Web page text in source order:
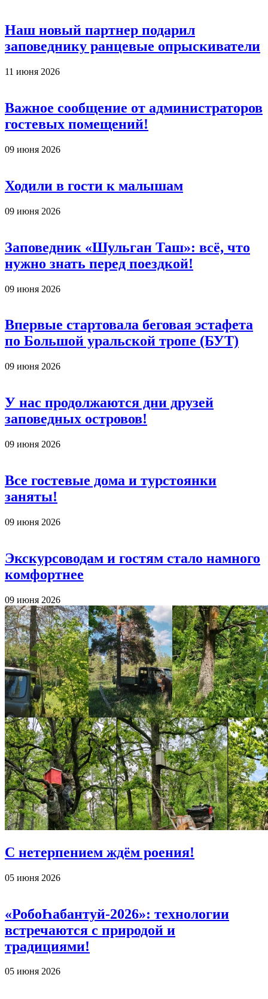
Наш новый партнер подарил
заповеднику ранцевые опрыскиватели
11 июня 2026
Важное сообщение от администраторов
гостевых помещений!
09 июня 2026
Ходили в гости к малышам
09 июня 2026
Заповедник «Шульган Таш»: всё, что
нужно знать перед поездкой!
09 июня 2026
Впервые стартовала беговая эстафета
по Большой уральской тропе (БУТ)
09 июня 2026
У нас продолжаются дни друзей
заповедных островов!
09 июня 2026
Все гостевые дома и турстоянки
заняты!
09 июня 2026
Экскурсоводам и гостям стало намного
комфортнее
09 июня 2026
С нетерпением ждём роения!
05 июня 2026
«РобоҺабантуй-2026»: технологии
встречаются с природой и
традициями!
05 июня 2026